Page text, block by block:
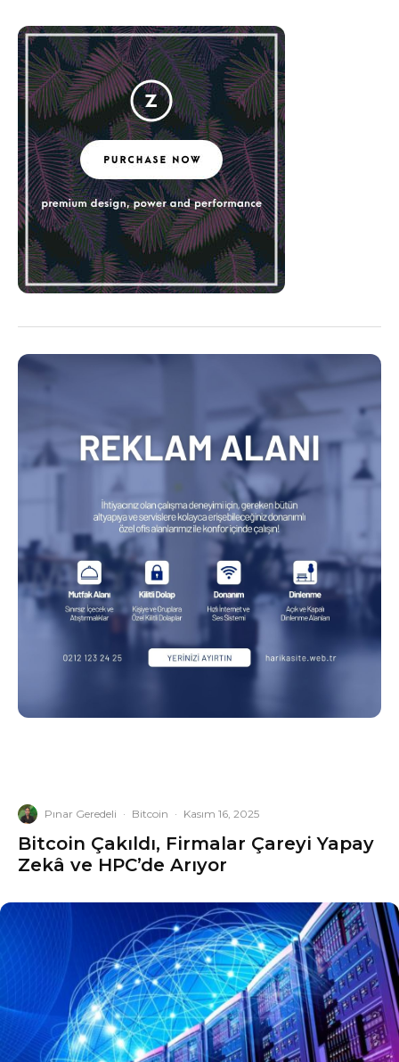
Pınar Geredeli · Bitcoin · Kasım 16, 2025
Bitcoin Çakıldı, Firmalar Çareyi Yapay
Zekâ ve HPC’de Arıyor